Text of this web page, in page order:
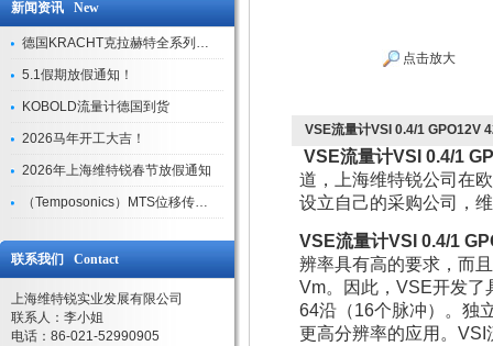
新闻资讯 New
德国KRACHT克拉赫特全系列现货库存
5.1假期放假通知！
KOBOLD流量计德国到货
2026马年开工大吉！
2026年上海维特锐春节放假通知
（Temposonics）MTS位移传感器现货库存型号
联系我们 Contact
上海维特锐实业发展有限公司
联系人：李小姐
电话：86-021-52990905
点击放大
VSE流量计VSI 0.4/1 GPO12V
VSE流量计VSI 0.4/1
道，上海维特锐公司在
设立自己的采购公司，
VSE流量计VSI 0.4/1
辨率具有高的要求，而
Vm。因此，VSE开发了
64沿（16个脉冲）。独
更高分辨率的应用。